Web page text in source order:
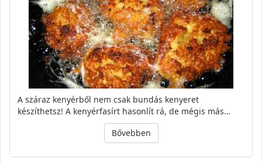
A száraz kenyérből nem csak bundás kenyeret
készíthetsz! A kenyérfasírt hasonlít rá, de mégis más…
Bővebben